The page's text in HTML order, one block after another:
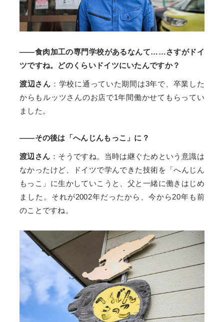
――食肉加工の専門学校があるなんて……さすがドイ
ツですね。どのくらいドイツにいたんですか？
渡辺さん ：学校に通っていた期間は3年で、卒業した
からもルッツさんのお店で1年間働かせてもらってい
ました。
――その後は「へんじんもっこ」に？
渡辺さん ：そうですね。当時は継ぐためという意識は
なかったけど、ドイツで学んできた技術を「へんじん
もっこ」に生かしていこうと、父と一緒に働きはじめ
ました。それが2002年だったから、今から20年も前
のことですね。